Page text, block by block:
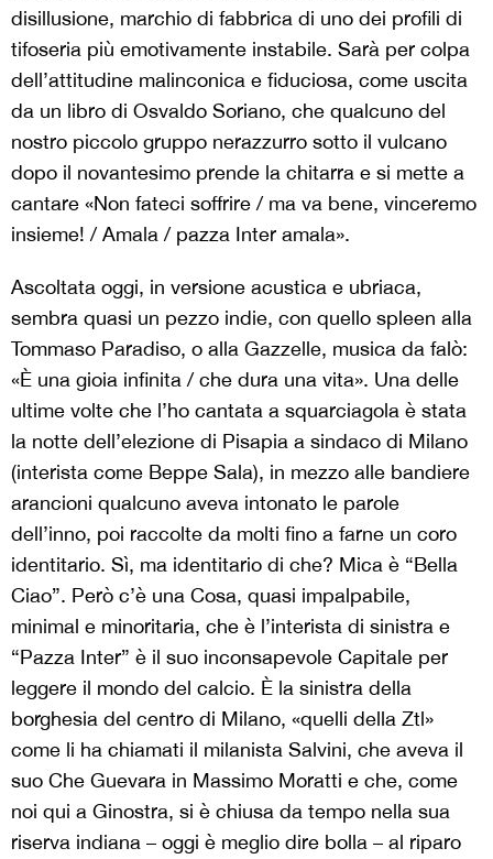
disillusione, marchio di fabbrica di uno dei profili di
tifoseria più emotivamente instabile. Sarà per colpa
dell’attitudine malinconica e fiduciosa, come uscita
da un libro di Osvaldo Soriano, che qualcuno del
nostro piccolo gruppo nerazzurro sotto il vulcano
dopo il novantesimo prende la chitarra e si mette a
cantare «Non fateci soffrire / ma va bene, vinceremo
insieme! / Amala / pazza Inter amala».
Ascoltata oggi, in versione acustica e ubriaca,
sembra quasi un pezzo indie, con quello spleen alla
Tommaso Paradiso, o alla Gazzelle, musica da falò:
«È una gioia infinita / che dura una vita». Una delle
ultime volte che l’ho cantata a squarciagola è stata
la notte dell’elezione di Pisapia a sindaco di Milano
(interista come Beppe Sala), in mezzo alle bandiere
arancioni qualcuno aveva intonato le parole
dell’inno, poi raccolte da molti fino a farne un coro
identitario. Sì, ma identitario di che? Mica è “Bella
Ciao”. Però c’è una Cosa, quasi impalpabile,
minimal e minoritaria, che è l’interista di sinistra e
“Pazza Inter” è il suo inconsapevole Capitale per
leggere il mondo del calcio. È la sinistra della
borghesia del centro di Milano, «quelli della Ztl»
come li ha chiamati il milanista Salvini, che aveva il
suo Che Guevara in Massimo Moratti e che, come
noi qui a Ginostra, si è chiusa da tempo nella sua
riserva indiana – oggi è meglio dire bolla – al riparo